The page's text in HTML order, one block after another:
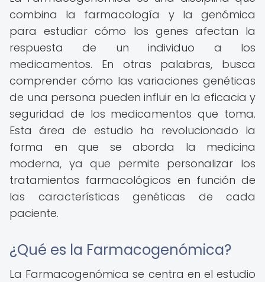
combina la farmacología y la genómica
para estudiar cómo los genes afectan la
respuesta de un individuo a los
medicamentos. En otras palabras, busca
comprender cómo las variaciones genéticas
de una persona pueden influir en la eficacia y
seguridad de los medicamentos que toma.
Esta área de estudio ha revolucionado la
forma en que se aborda la medicina
moderna, ya que permite personalizar los
tratamientos farmacológicos en función de
las características genéticas de cada
paciente.
¿Qué es la Farmacogenómica?
La Farmacogenómica se centra en el estudio